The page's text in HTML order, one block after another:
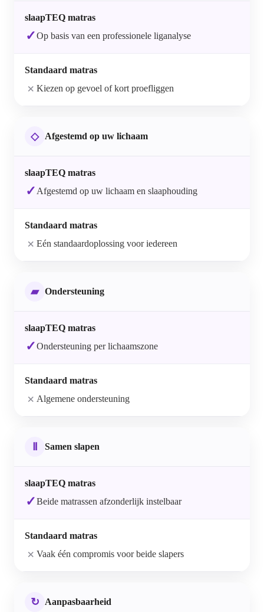
✓Op basis van een professionele liganalyse
× Kiezen op gevoel of kort proefliggen
◇ Afgestemd op uw lichaam
✓ Afgestemd op uw lichaam en slaaphouding
× Eén standaardoplossing voor iedereen
▰ Ondersteuning
✓Ondersteuning per lichaamszone
× Algemene ondersteuning
Ⅱ Samen slapen
✓Beide matrassen afzonderlijk instelbaar
× Vaak één compromis voor beide slapers
↻ Aanpasbaarheid